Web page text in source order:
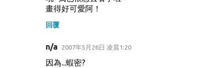
畫得好可愛阿！
回覆
n/a 2007年5月26日 凌晨1:20
因為...蝦密?